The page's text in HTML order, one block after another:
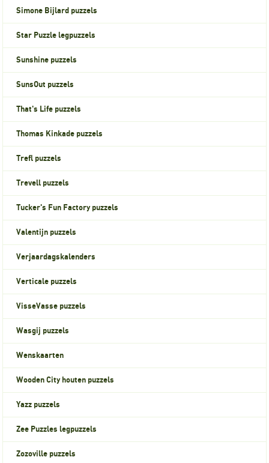
Simone Bijlard puzzels
Star Puzzle legpuzzels
Sunshine puzzels
SunsOut puzzels
That's Life puzzels
Thomas Kinkade puzzels
Trefl puzzels
Trevell puzzels
Tucker's Fun Factory puzzels
Valentijn puzzels
Verjaardagskalenders
Verticale puzzels
VisseVasse puzzels
Wasgij puzzels
Wenskaarten
Wooden City houten puzzels
Yazz puzzels
Zee Puzzles legpuzzels
Zozoville puzzels